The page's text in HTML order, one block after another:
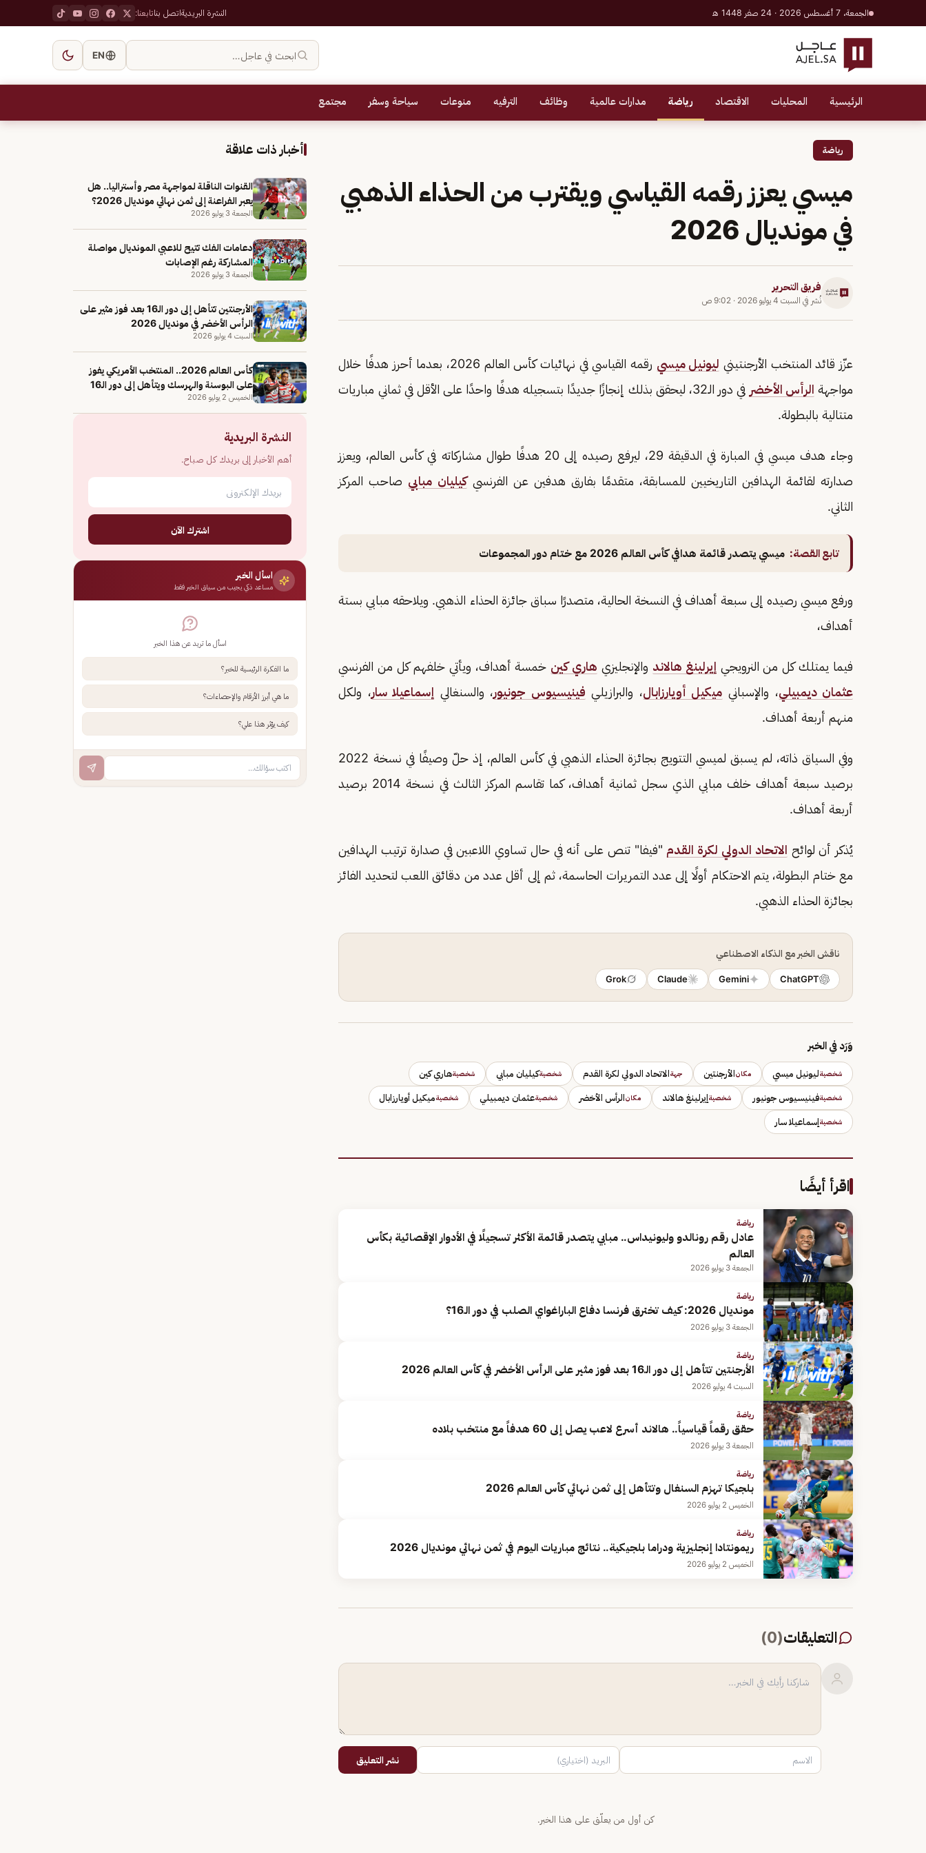
الجمعة، 7 أغسطس 2026 · 24 صفر 1448 هـ النشرة البريديةاتصل بناتابعنا:
ابحث في عاجل… EN
الرئيسية المحليات الاقتصاد رياضة مدارات عالمية وظائف الترفيه منوعات سياحة وسفر مجتمع
رياضة
ميسي يعزز رقمه القياسي ويقترب من الحذاء الذهبي
في مونديال 2026
فريق التحرير
نُشر في السبت 4 يوليو 2026 · 9:02 ص
عزّز قائد المنتخب الأرجنتيني ليونيل ميسي
رقمه القياسي في نهائيات كأس العالم 2026، بعدما أحرز هدفًا خلال
مواجهة الرأس الأخضر
في دور الـ32، ليحقق بذلك إنجازًا جديدًا بتسجيله هدفًا واحدًا على الأقل في ثماني مباريات
متتالية بالبطولة.
وجاء هدف ميسي في المبارة في الدقيقة 29، ليرفع رصيده إلى 20 هدفًا طوال مشاركاته في كأس العالم، ويعزز
صدارته لقائمة الهدافين التاريخيين للمسابقة، متقدمًا بفارق هدفين عن الفرنسيكيليان مبابي صاحب المركز
الثاني.
تابع القصة: ميسي يتصدر قائمة هدافي كأس العالم 2026 مع ختام دور المجموعات
ورفع ميسي رصيده إلى سبعة أهداف في النسخة الحالية، متصدرًا سباق جائزة الحذاء الذهبي. ويلاحقه مبابي بستة
أهداف،
فيما يمتلك كل من النرويجي إيرلينغ هالاند والإنجليزي هاري كين خمسة أهداف، ويأتي خلفهم كل من الفرنسي
عثمان ديمبيلي، والإسباني ميكيل أويارزابال، والبرازيلي فينيسيوس جونيور، والسنغالي إسماعيلا سار، ولكل
منهم أربعة أهداف.
وفي السياق ذاته، لم يسبق لميسي التتويج بجائزة الحذاء الذهبي في كأس العالم، إذ حلّ وصيفًا في نسخة 2022
برصيد سبعة أهداف خلف مبابي الذي سجل ثمانية أهداف، كما تقاسم المركز الثالث في نسخة 2014 برصيد
أربعة أهداف.
يُذكر أن لوائح الاتحاد الدولي لكرة القدم "فيفا" تنص على أنه في حال تساوي اللاعبين في صدارة ترتيب الهدافين
مع ختام البطولة، يتم الاحتكام أولًا إلى عدد التمريرات الحاسمة، ثم إلى أقل عدد من دقائق اللعب لتحديد الفائز
بجائزة الحذاء الذهبي.
ناقش الخبر مع الذكاء الاصطناعي
ChatGPT
Gemini
Claude
Grok
وَرَد في الخبر
شخصيةليونيل ميسي مكانالأرجنتين جهةالاتحاد الدولي لكرة القدم شخصيةكيليان مبابي شخصيةهاري كين
شخصيةفينيسيوس جونيور شخصيةإيرلينغ هالاند مكانالرأس الأخضر شخصيةعثمان ديمبيلي شخصيةميكيل أويارزابال
شخصيةإسماعيلا سار
اقرأ أيضًا
رياضة
عادل رقم رونالدو وليونيداس.. مبابي يتصدر قائمة الأكثر تسجيلًا في الأدوار الإقصائية بكأس
العالم
الجمعة 3 يوليو 2026
رياضة
مونديال 2026: كيف تخترق فرنسا دفاع الباراغواي الصلب في دور الـ16؟
الجمعة 3 يوليو 2026
رياضة
الأرجنتين تتأهل إلى دور الـ16 بعد فوز مثير على الرأس الأخضر في كأس العالم 2026
السبت 4 يوليو 2026
رياضة
حقق رقماً قياسياً.. هالاند أسرع لاعب يصل إلى 60 هدفاً مع منتخب بلاده
الجمعة 3 يوليو 2026
رياضة
بلجيكا تهزم السنغال وتتأهل إلى ثمن نهائي كأس العالم 2026
الخميس 2 يوليو 2026
رياضة
ريمونتادا إنجليزية ودراما بلجيكية.. نتائج مباريات اليوم في ثمن نهائي مونديال 2026
الخميس 2 يوليو 2026
التعليقات(
0
)
نشر التعليق
كن أول من يعلّق على هذا الخبر.
أخبار ذات علاقة
القنوات الناقلة لمواجهة مصر وأستراليا.. هل
يعبر الفراعنة إلى ثمن نهائي مونديال 2026؟
الجمعة 3 يوليو 2026
دعامات الفك تتيح للاعبي المونديال مواصلة
المشاركة رغم الإصابات
الجمعة 3 يوليو 2026
الأرجنتين تتأهل إلى دور الـ16 بعد فوز مثير على
الرأس الأخضر في مونديال 2026
السبت 4 يوليو 2026
كأس العالم 2026.. المنتخب الأمريكي يفوز
على البوسنة والهرسك ويتأهل إلى دور الـ16
الخميس 2 يوليو 2026
النشرة البريدية
أهم الأخبار إلى بريدك كل صباح.
اشترك الآن
اسأل الخبر
مساعد ذكي يجيب من سياق الخبر فقط
اسأل ما تريد عن هذا الخبر
ما الفكرة الرئيسية للخبر؟
ما هي أبرز الأرقام والإحصاءات؟
كيف يؤثر هذا علي؟